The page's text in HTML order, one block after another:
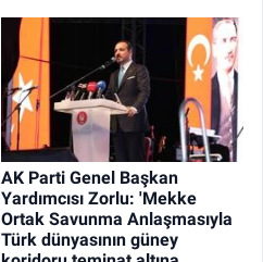
AK Parti Genel Başkan
Yardımcısı Zorlu: 'Mekke
Ortak Savunma Anlaşmasıyla
Türk dünyasının güney